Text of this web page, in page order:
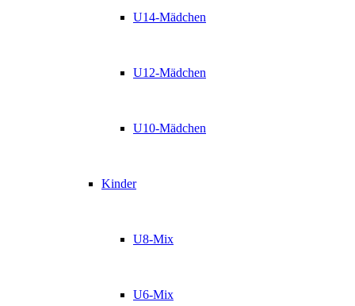
U14-Mädchen
U12-Mädchen
U10-Mädchen
Kinder
U8-Mix
U6-Mix